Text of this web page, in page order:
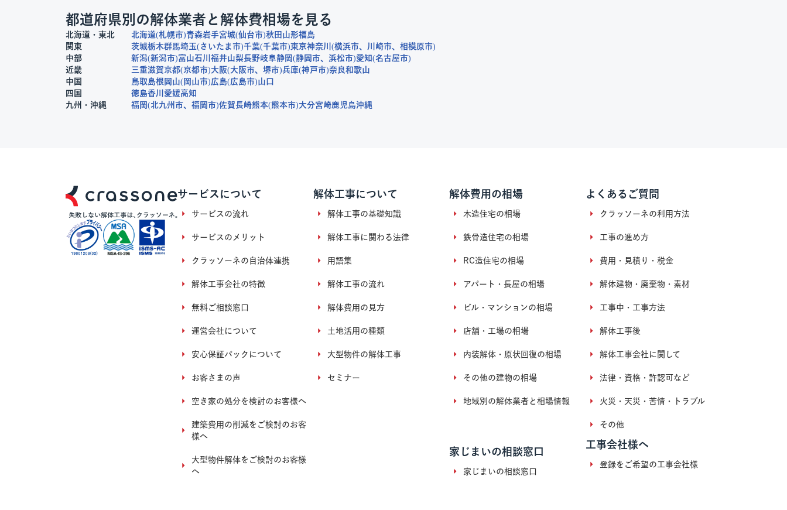
都道府県別の解体業者と解体費相場を見る
北海道・東北 北海道 札幌市 青森岩手宮城 仙台市 秋田 山形福島
関東
茨城栃木群馬埼玉 さいたま市 千葉 千葉市 東京神奈川 横浜市 川崎市
相模原市
中部
新潟 新潟市 富山石川 福井山梨長野岐阜静岡 静岡市 浜松市 愛知 名古屋市
近畿
三重滋賀京都 京都市 大阪 大阪市 堺市 兵庫 神戸市 奈良和歌山
中国
鳥取島根 岡山 岡山市 広島 広島市 山口
四国
徳島香川 愛媛高知
九州・沖縄
福岡 北九州市 福岡市 佐賀長崎熊本 熊本市 大分宮崎鹿児島沖縄
サービスについて
サービスの流れ
サービスのメリット
クラッソーネの自治体連携
解体工事会社の特徴
無料ご相談窓口
運営会社について
安心保証パックについて
お客さまの声
空き家の処分を検討のお客様へ
建築費用の削減をご検討のお客
様へ
大型物件解体をご検討のお客様
へ
解体工事について
解体工事の基礎知識
解体工事に関わる法律
用語集
解体工事の流れ
解体費用の見方
土地活用の種類
大型物件の解体工事
セミナー
解体費用の相場
木造住宅の相場
鉄骨造住宅の相場
RC造住宅の相場
アパート・長屋の相場
ビル・マンションの相場
店舗・工場の相場
内装解体・原状回復の相場
その他の建物の相場
地域別の解体業者と相場情報
家じまいの相談窓口
家じまいの相談窓口
よくあるご質問
クラッソーネの利用方法
工事の進め方
費用・見積り・税金
解体建物・廃棄物・素材
工事中・工事方法
解体工事後
解体工事会社に関して
法律・資格・許認可など
火災・天災・苦情・トラブル
その他
工事会社様へ
登録をご希望の工事会社様